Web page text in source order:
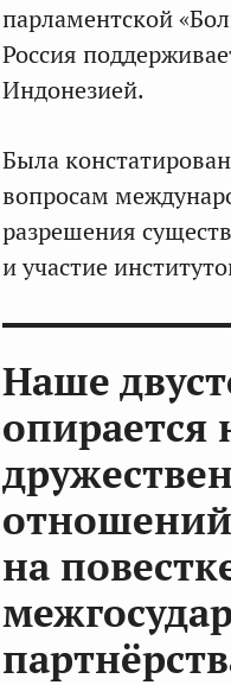
парламентской
Россия
Индонезией.
Была
вопросам
разрешения
и участие
Наше
опирается
отношений
на